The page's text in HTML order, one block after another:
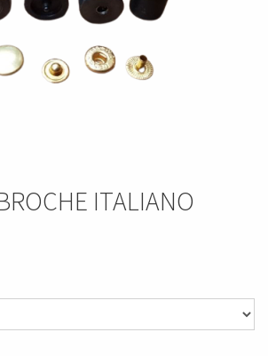
ITALIANO